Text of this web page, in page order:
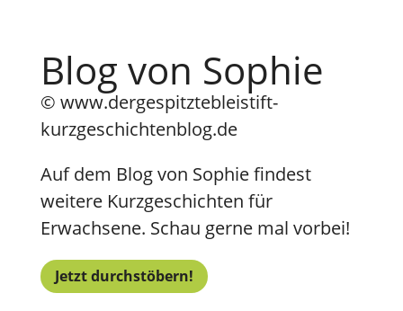
Blog von Sophie
© www.dergespitztebleistift-
kurzgeschichtenblog.de
Auf dem Blog von Sophie findest
weitere Kurzgeschichten für
Erwachsene. Schau gerne mal vorbei!
Jetzt durchstöbern!